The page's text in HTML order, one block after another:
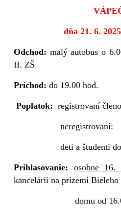
dňa 21. 6.
Odchod: malý autobus o
II. ZŠ
Príchod: do 19.00 hod.
Poplatok: registrovaní
neregistrovaní:
deti a študenti
Prihlasovanie: osobne 16.
kancelárii na prízemí Bieleho
domu od